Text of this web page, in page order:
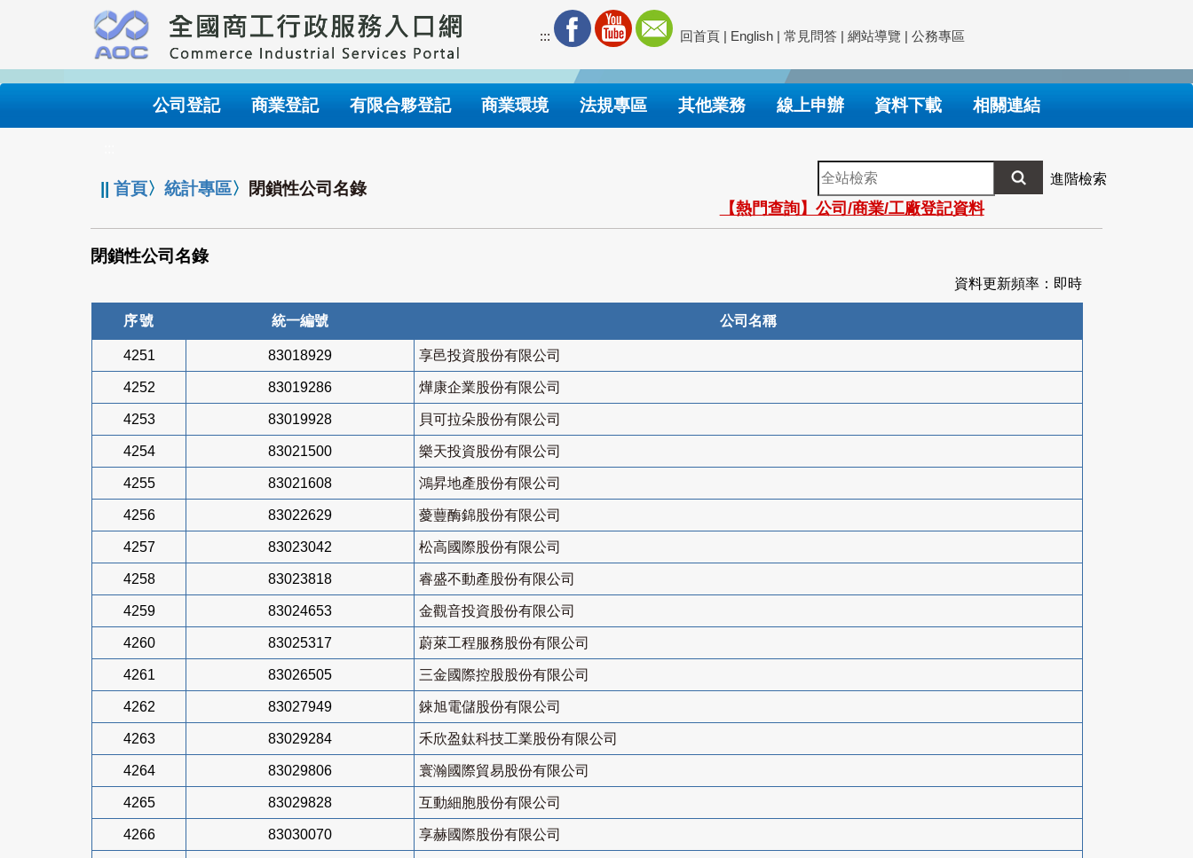
要
內
::: 回首頁 | English | 常見問答 | 網站導覽 | 公務專區
公司登記 商業登記 有限合夥登記 商業環境 法規專區 其他業務 線上申辦 資料下載 相關連結
||首頁〉統計專區〉 閉鎖性公司名錄
全
站
檢
索
進階檢索
【熱門查詢】公司/商業/工廠登記資料
閉鎖性公司名錄
資料更新頻率：即時
序號 統一編號 公司名稱
4251 83018929 享邑投資股份有限公司
4252 83019286 燁康企業股份有限公司
4253 83019928 貝可拉朵股份有限公司
4254 83021500 樂天投資股份有限公司
4255 83021608 鴻昇地產股份有限公司
4256 83022629 薆蘴酶錦股份有限公司
4257 83023042 松高國際股份有限公司
4258 83023818 睿盛不動產股份有限公司
4259 83024653 金觀音投資股份有限公司
4260 83025317 蔚萊工程服務股份有限公司
4261 83026505 三金國際控股股份有限公司
4262 83027949 錸旭電儲股份有限公司
4263 83029284 禾欣盈鈦科技工業股份有限公司
4264 83029806 寰瀚國際貿易股份有限公司
4265 83029828 互動細胞股份有限公司
4266 83030070 享赫國際股份有限公司